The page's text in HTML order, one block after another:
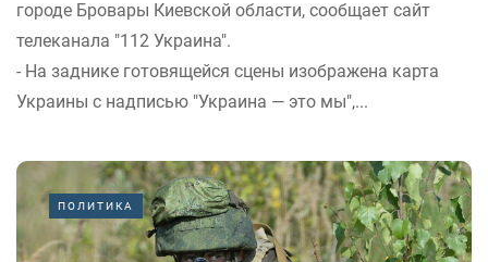
городе Бровары Киевской области, сообщает сайт
телеканала "112 Украина".
- На заднике готовящейся сцены изображена карта
Украины с надписью "Украина — это мы",...
ПОЛИТИКА